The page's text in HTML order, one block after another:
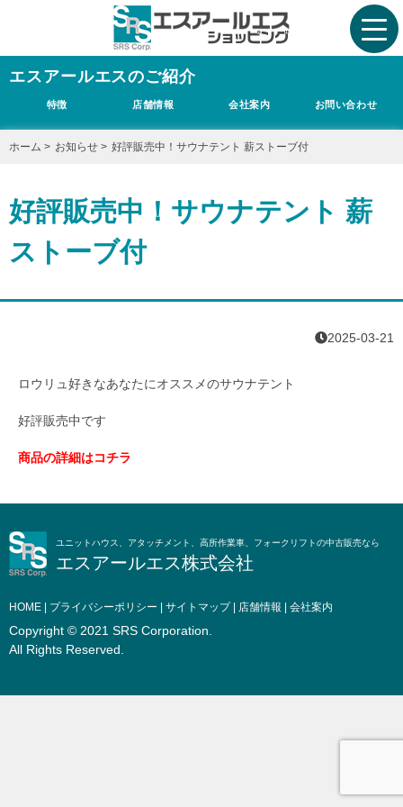
エスアールエスのご紹介
特徴 店舗情報 会社案内 お問い合わせ
ホーム > お知らせ > 好評販売中！サウナテント 薪ストーブ付
好評販売中！サウナテント 薪
ストーブ付
2025-03-21
ロウリュ好きなあなたにオススメのサウナテント
好評販売中です
商品の詳細はコチラ
ユニットハウス、アタッチメント、高所作業車、フォークリフトの中古販売なら
エスアールエス株式会社
HOME プライバシーポリシー サイトマップ| 店舗情報 会社案内
Copyright © 2021 SRS Corporation.
All Rights Reserved.